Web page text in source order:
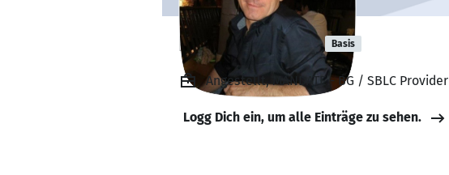
Robert Young Basis
Angestellt, MANDATE - BG / SBLC Provider
Logg Dich ein, um alle Einträge zu sehen.